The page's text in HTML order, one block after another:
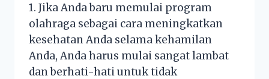
1. Jika Anda baru memulai program
olahraga sebagai cara meningkatkan
kesehatan Anda selama kehamilan
Anda, Anda harus mulai sangat lambat
dan berhati-hati untuk tidak